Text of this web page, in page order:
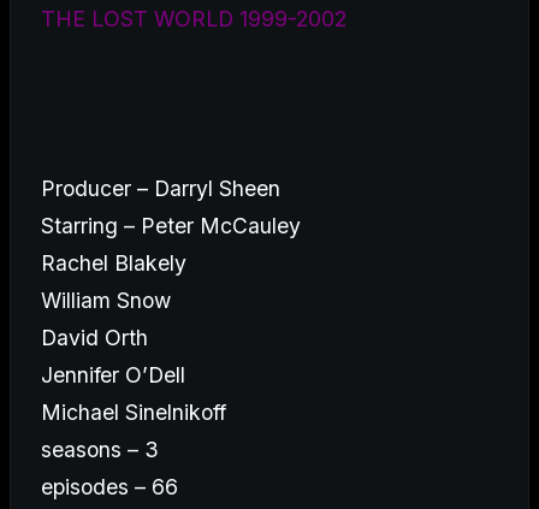
THE LOST WORLD 1999-2002
Producer – Darryl Sheen
Starring – Peter McCauley
Rachel Blakely
William Snow
David Orth
Jennifer O’Dell
Michael Sinelnikoff
seasons – 3
episodes – 66